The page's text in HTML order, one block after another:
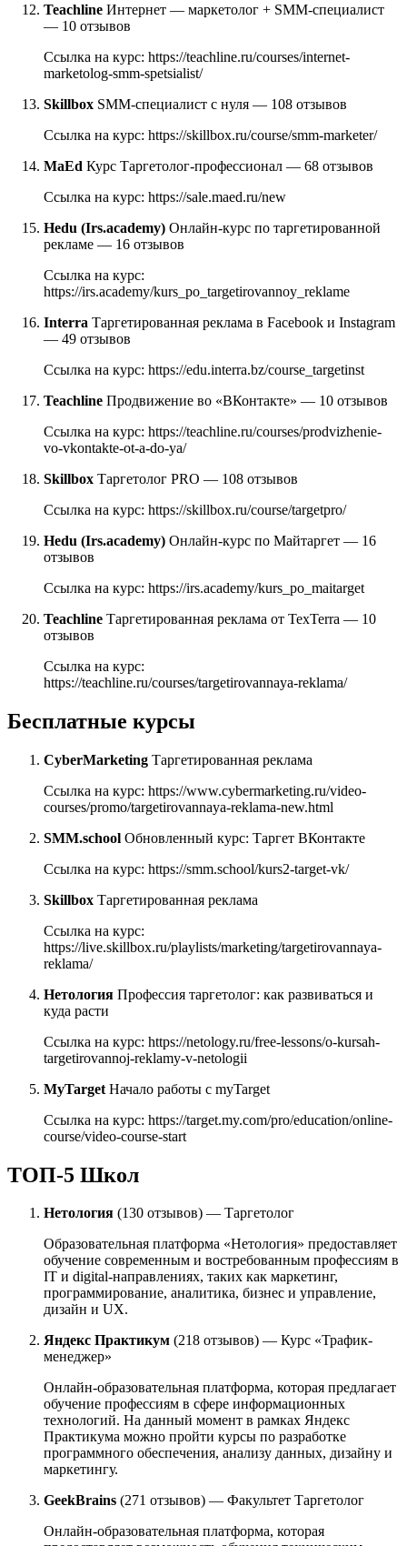
Teachline Интернет — маркетолог + SMM-специалист
— 10 отзывов
Ссылка на курс: https://teachline.ru/courses/internet-
marketolog-smm-spetsialist/
Skillbox SMM-специалист с нуля — 108 отзывов
Ссылка на курс: https://skillbox.ru/course/smm-marketer/
MaEd Курс Таргетолог-профессионал — 68 отзывов
Ссылка на курс: https://sale.maed.ru/new
Hedu (Irs.academy) Онлайн-курс по таргетированной
рекламе — 16 отзывов
Ссылка на курс:
https://irs.academy/kurs_po_targetirovannoy_reklame
Interra Таргетированная реклама в Facebook и Instagram
— 49 отзывов
Ссылка на курс: https://edu.interra.bz/course_targetinst
Teachline Продвижение во «ВКонтакте» — 10 отзывов
Ссылка на курс: https://teachline.ru/courses/prodvizhenie-
vo-vkontakte-ot-a-do-ya/
Skillbox Таргетолог PRO — 108 отзывов
Ссылка на курс: https://skillbox.ru/course/targetpro/
Hedu (Irs.academy) Онлайн-курс по Майтаргет — 16
отзывов
Ссылка на курс: https://irs.academy/kurs_po_maitarget
Teachline Таргетированная реклама от TexTerra — 10
отзывов
Ссылка на курс:
https://teachline.ru/courses/targetirovannaya-reklama/
Бесплатные курсы
CyberMarketing Таргетированная реклама
Ссылка на курс: https://www.cybermarketing.ru/video-
courses/promo/targetirovannaya-reklama-new.html
SMM.school Обновленный курс: Таргет ВКонтакте
Ссылка на курс: https://smm.school/kurs2-target-vk/
Skillbox Таргетированная реклама
Ссылка на курс:
https://live.skillbox.ru/playlists/marketing/targetirovannaya-
reklama/
Нетология Профессия таргетолог: как развиваться и
куда расти
Ссылка на курс: https://netology.ru/free-lessons/o-kursah-
targetirovannoj-reklamy-v-netologii
MyTarget Начало работы с myTarget
Ссылка на курс: https://target.my.com/pro/education/online-
course/video-course-start
ТОП-5 Школ
Нетология (130 отзывов) — Таргетолог
Образовательная платформа «Нетология» предоставляет
обучение современным и востребованным профессиям в
IT и digital-направлениях, таких как маркетинг,
программирование, аналитика, бизнес и управление,
дизайн и UX.
Яндекс Практикум (218 отзывов) — Курс «Трафик-
менеджер»
Онлайн-образовательная платформа, которая предлагает
обучение профессиям в сфере информационных
технологий. На данный момент в рамках Яндекс
Практикума можно пройти курсы по разработке
программного обеспечения, анализу данных, дизайну и
маркетингу.
GeekBrains (271 отзывов) — Факультет Таргетолог
Онлайн-образовательная платформа, которая